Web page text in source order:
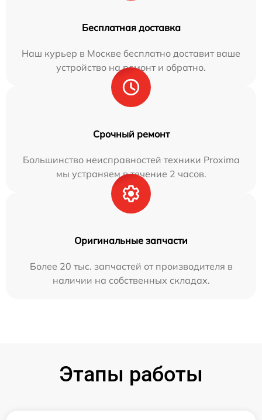
Бесплатная доставка
Наш курьер в Москве бесплатно доставит ваше
устройство на ремонт и обратно.
Срочный ремонт
Большинство неисправностей техники Proxima
мы устраняем в течение 2 часов.
Оригинальные запчасти
Более 20 тыс. запчастей от производителя в
наличии на собственных складах.
Этапы работы